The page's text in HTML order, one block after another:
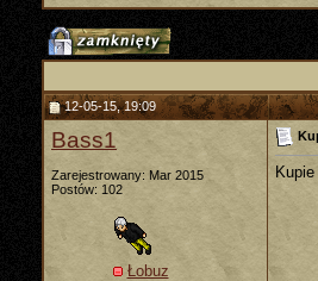
12-05-15, 19:09
Bass1
Zarejestrowany: Mar 2015
Postów: 102
Łobuz